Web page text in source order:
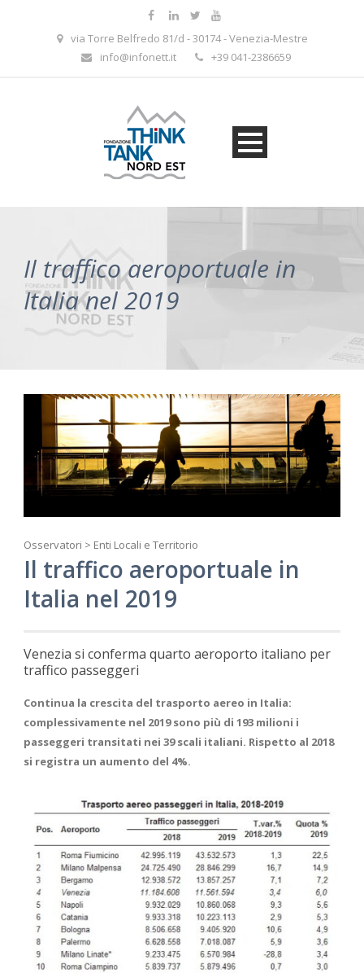
via Torre Belfredo 81/d - 30174 - Venezia-Mestre
info@infonett.it
+39 041-2386659
Il traffico aeroportuale in
Italia nel 2019
Osservatori > Enti Locali e Territorio
Il traffico aeroportuale in
Italia nel 2019
Venezia si conferma quarto aeroporto italiano per
traffico passeggeri
Continua la crescita del trasporto aereo in Italia:
complessivamente nel 2019 sono più di 193 milioni i
passeggeri transitati nei 39 scali italiani. Rispetto al 2018
si registra un aumento del 4%.